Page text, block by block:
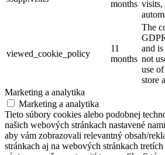
months visits,
viewed_cookie_policy
11
months
The
and
not
use
store
Marketing a analytika
Marketing a analytika
Tieto súbory cookies alebo podobnej
našich webových stránkach nastavené
aby vám zobrazovali relevantný obsah/
stránkach aj na webových stránkach